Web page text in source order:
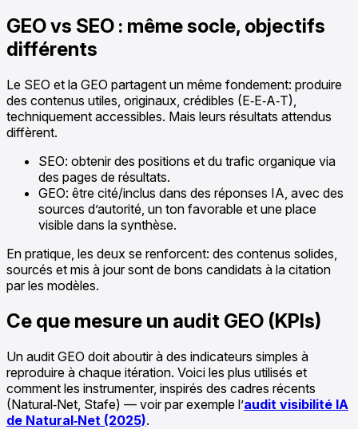
GEO vs SEO : même socle, objectifs
différents
Le SEO et la GEO partagent un même fondement: produire
des contenus utiles, originaux, crédibles (E‑E‑A‑T),
techniquement accessibles. Mais leurs résultats attendus
diffèrent.
SEO: obtenir des positions et du trafic organique via
des pages de résultats.
GEO: être cité/inclus dans des réponses IA, avec des
sources d’autorité, un ton favorable et une place
visible dans la synthèse.
En pratique, les deux se renforcent: des contenus solides,
sourcés et mis à jour sont de bons candidats à la citation
par les modèles.
Ce que mesure un audit GEO (KPIs)
Un audit GEO doit aboutir à des indicateurs simples à
reproduire à chaque itération. Voici les plus utilisés et
comment les instrumenter, inspirés des cadres récents
(Natural‑Net, Stafe) — voir par exemple l’audit visibilité IA
de Natural‑Net (2025).